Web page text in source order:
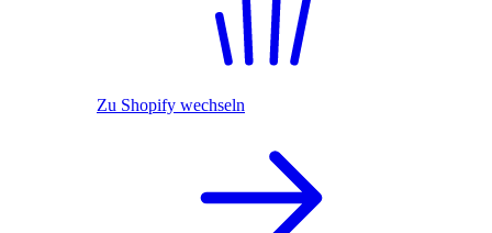
Zu Shopify wechseln